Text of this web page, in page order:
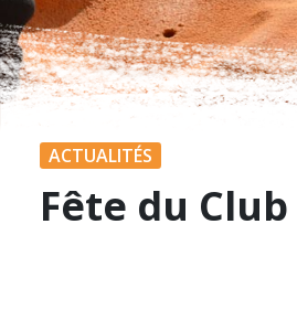
ACTUALITÉS
Fête du